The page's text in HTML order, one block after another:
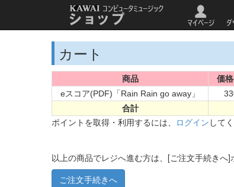
カート
商品 価
eスコア(PDF)「Rain Rain go away」
合計
ポイントを取得・利用するには、 ログイン して
以上の商品でレジへ進む方は、[ご注文手続きへ]